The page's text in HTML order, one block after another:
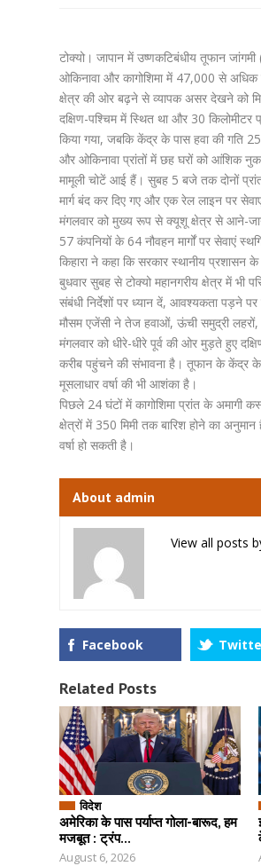
टोक्यो। जापान में उष्णकटिबंधीय तूफान
ओकिनावा और कागोशिमा में 47,000 से अधिक
क्षेत्र की ओर बढ़ने से व्यापक असर देखने को
दक्षिण-पश्चिम में स्थित था और 30 किलोमीटर
किया गया, जबकि केंद्र के पास हवा की गति
और ओकिनावा प्रांतों में छह घरों को आंशिक
मामूली चोटें आई हैं। सुबह 5 बजे तक दोनों
मार्ग बंद कर दिए गए और एक रेल लाइन पर
मंगलवार को मुख्य रूप से क्यूशू क्षेत्र से आने-जाने
57 कंपनियों के 64 नौवहन मार्गों पर सेवाएं
किहारा ने कहा कि सरकार स्थानीय
बुधवार सुबह से टोक्यो महानगरीय क्षेत्र में भी
संबंधी निर्देशों पर ध्यान दें, आवश्यकता पड़ने
मौसम एजेंसी ने तेज हवाओं, ऊंची समुद्री लहरों,
मंगलवार को धीरे-धीरे पूर्व की ओर मुड़ते हुए
करीब पहुंचने की संभावना है। तूफान के केंद्र के
मूसलाधार वर्षा की भी आशंका है।
पिछले 24 घंटों में कागोशिमा प्रांत के अमागी
क्षेत्रों में 350 मिमी तक बारिश होने का
वर्षा हो सकती है।
About admin
View all posts
Facebook
Related Posts
विदेश
अमेरिका के पास पर्याप्त गोला-बारूद, हम
मजबूत : ट्रंप...
August 6, 2026